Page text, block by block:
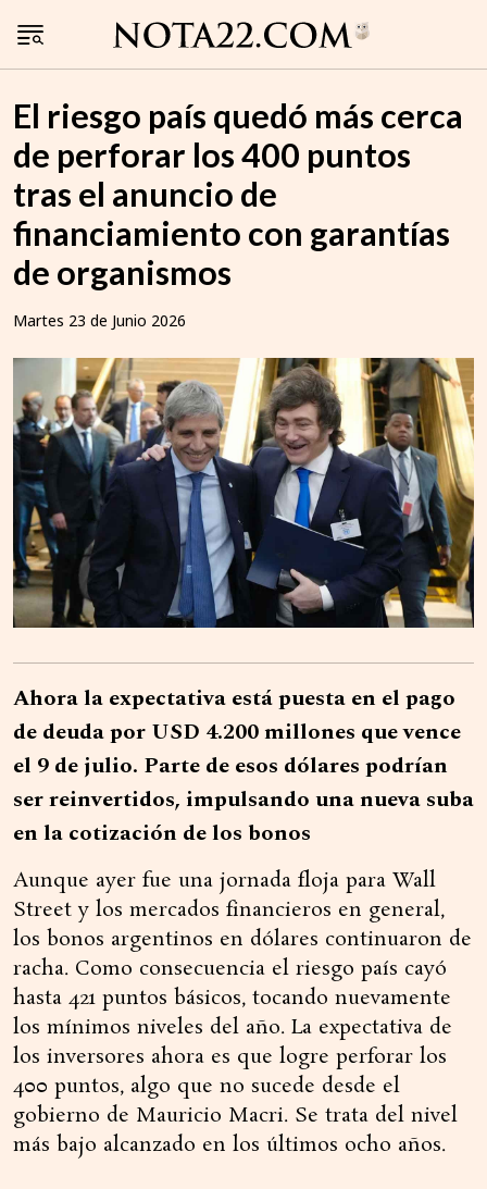
El riesgo país quedó más cerca
de perforar los 400 puntos
tras el anuncio de
financiamiento con garantías
de organismos
Martes 23 de Junio 2026
Ahora la expectativa está puesta en el pago
de deuda por USD 4.200 millones que vence
el 9 de julio. Parte de esos dólares podrían
ser reinvertidos, impulsando una nueva suba
en la cotización de los bonos
Aunque ayer fue una jornada floja para Wall
Street y los mercados financieros en general,
los bonos argentinos en dólares continuaron de
racha. Como consecuencia el riesgo país cayó
hasta 421 puntos básicos, tocando nuevamente
los mínimos niveles del año. La expectativa de
los inversores ahora es que logre perforar los
400 puntos, algo que no sucede desde el
gobierno de Mauricio Macri. Se trata del nivel
más bajo alcanzado en los últimos ocho años.